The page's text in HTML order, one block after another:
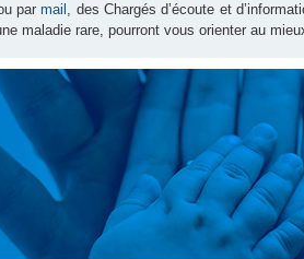
parmail , des Chargés d’écoute et
maladie rare, pourront vous orienter au